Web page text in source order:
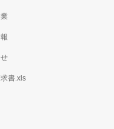
書.xls